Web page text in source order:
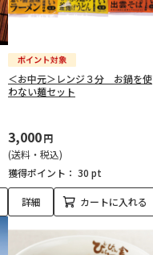
＜お中元＞レンジ３分 お鍋を使
わない麺セット
3,000円
(送料・税込)
獲得ポイント： 30 pt
詳細 カートに入れる